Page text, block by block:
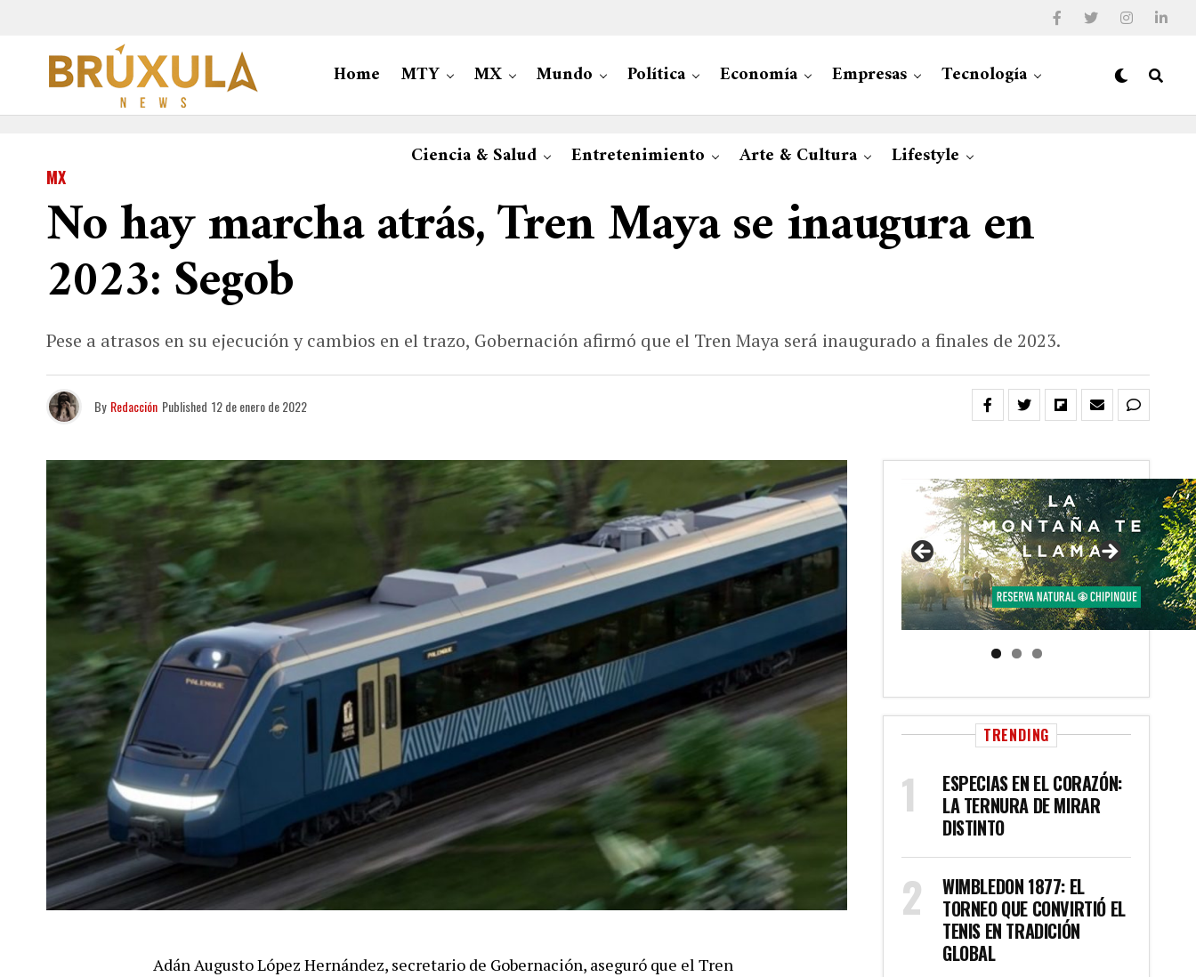
Home MTY MX Mundo Política Economía Empresas Tecnología
Ciencia & Salud Entretenimiento Arte & Cultura Lifestyle
MX
No hay marcha atrás, Tren Maya se inaugura en
2023: Segob
Pese a atrasos en su ejecución y cambios en el trazo, Gobernación afirmó que el Tren Maya será inaugurado a finales de 2023.
By Redacción Published 12 de enero de 2022
Adán Augusto López Hernández, secretario de Gobernación, aseguró que el Tren
TRENDING
ESPECIAS EN EL CORAZÓN:
LA TERNURA DE MIRAR
DISTINTO
WIMBLEDON 1877: EL
TORNEO QUE CONVIRTIÓ EL
TENIS EN TRADICIÓN
GLOBAL